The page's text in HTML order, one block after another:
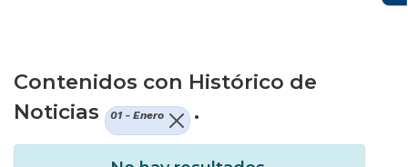
Contenidos con Histórico de
Noticias
01 - Enero .